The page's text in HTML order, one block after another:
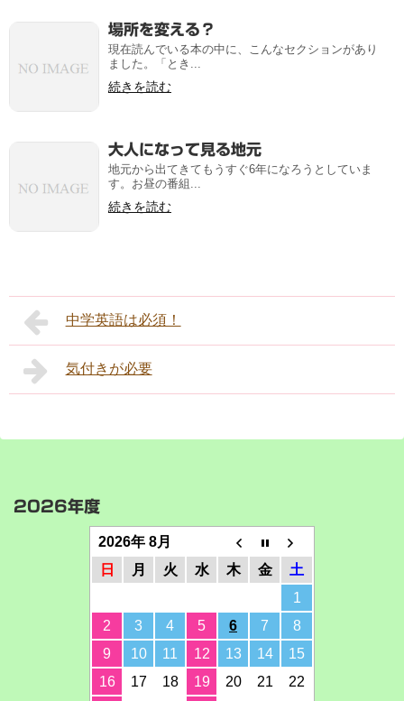
場所を変える？
現在読んでいる本の中に、こんなセクションがあり
ました。「とき...
続きを読む
大人になって見る地元
地元から出てきてもうすぐ6年になろうとしていま
す。お昼の番組...
続きを読む
中学英語は必須！
気付きが必要
2026年度
2026年 8月
日
月 火 水 木 金
土
1
2
3 4 5 6 7
8
9
10 11 12 13 14
15
16
17 18 19 20 21
22